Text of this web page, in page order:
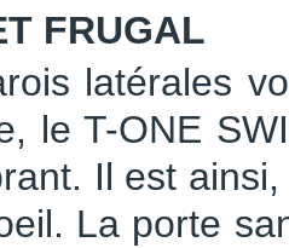
FRUGAL
latérales
le T-ONE
Il est
La porte